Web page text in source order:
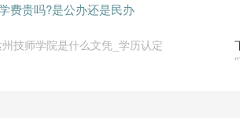
费贵吗?是公办还是民办
技师学院是什么文凭_学历认定